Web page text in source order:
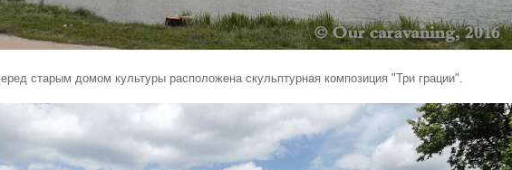
старым домом культуры расположена скульптурная композиция "Три грации".